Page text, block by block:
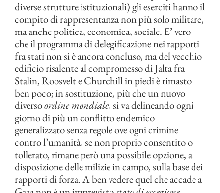
diverse strutture istituzionali) gli eserciti hanno il
compito di rappresentanza non più solo militare,
ma anche politica, economica, sociale. E’ vero
che il programma di delegificazione nei rapporti
fra stati non si è ancora concluso, ma del vecchio
edificio risalente al compromesso di Jalta fra
Stalin, Roosvelt e Churchill in piedi è rimasto
ben poco; in sostituzione, più che un nuovo
diversoordine mondiale, si va delineando ogni
giorno di più un conflitto endemico
generalizzato senza regole ove ogni crimine
contro l’umanità, se non proprio consentito o
tollerato, rimane però una possibile opzione, a
disposizione delle milizie in campo, sulla base dei
rapporti di forza. A ben vedere quel che accade a